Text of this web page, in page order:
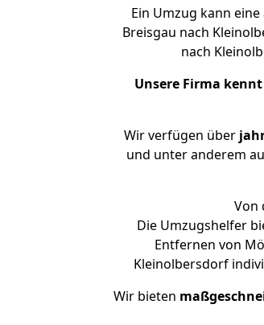
Ein Umzug kann
Breisgau nach
nach
Unsere Firma
Wir verfügen über
und unter anderem
Von
Die Umzugshelfer
Entfernen von
Kleinolbersdorf
Wir bieten